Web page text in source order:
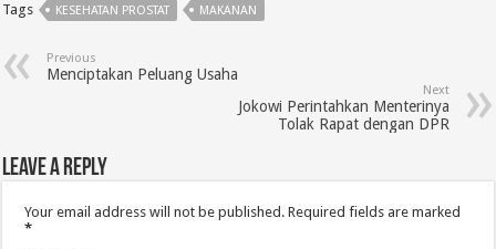
Tags KESEHATAN PROSTAT MAKANAN
Previous
Menciptakan Peluang Usaha
Next
Jokowi Perintahkan Menterinya
Tolak Rapat dengan DPR
Leave a Reply
Your email address will not be published. Required fields are marked
*